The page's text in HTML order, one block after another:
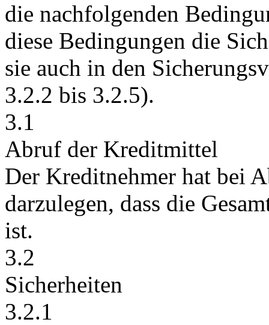
die nachfolgenden
diese Bedingungen die
sie auch in den
3.2.2 bis 3.2.5).
3.1
Abruf der Kreditmittel
Der Kreditnehmer hat bei
darzulegen, dass die
ist.
3.2
Sicherheiten
3.2.1